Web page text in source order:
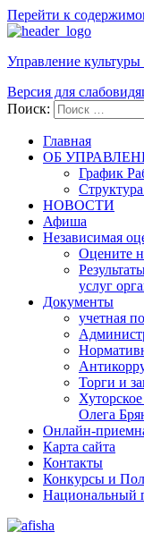
Перейти к
Управление
Версия для
Поиск:
Главная
ОБ
График
НОВОСТИ
Афиша
Независимая
Оцените
услуг
Документы
учетная
Торги и
Олега
Онлайн-
Карта сайта
Контакты
Конкурсы и
Национальный